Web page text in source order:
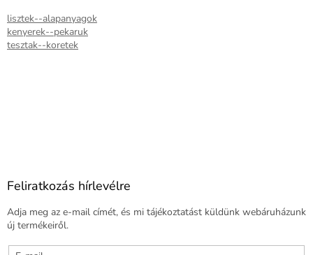
lisztek--alapanyagok
kenyerek--pekaruk
tesztak--koretek
Feliratkozás hírlevélre
Adja meg az e-mail címét, és mi tájékoztatást küldünk webáruházunk
új termékeiről.